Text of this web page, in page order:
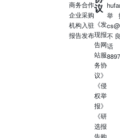
商务合作
企业采购
机构入驻
报告发布
议
《发
现报
告网
站服
务协
议》
《侵
权举
报》
《研
选报
举
不